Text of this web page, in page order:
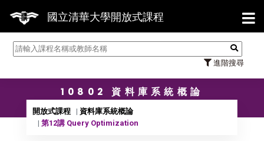
國立清華大學開放式課程
進階搜尋
【7/31】114學年度第2
10802 資料庫系統概論
開放式課程
資料庫系統概論
第12講 Query Optimization